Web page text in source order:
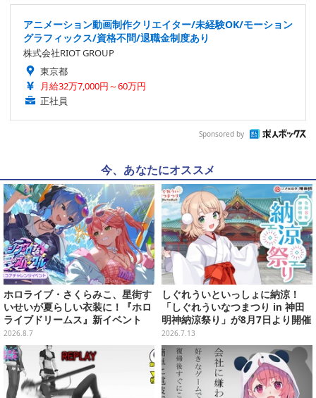
アニメーション動画制作クリエイター/未経験OK/モーション
グラフィックス/資格不問/退職金制度あり
株式会社RIOT GROUP
東京都
月給32万7,000円～60万円
正社員
Sponsored by
今、あなたにオススメ
ホロライブ・さくらみこ、星街す
いせいが夏らしい衣装に！『ホロ
ライブドリームス』新イベント
「シンクロする夏のスパークル」
開幕
2026.8.7
しぐれういといっしょに納涼！
「しぐれういなつまつり in 神田
明神納涼祭り」が8月7日より開催
決定
2026.7.13